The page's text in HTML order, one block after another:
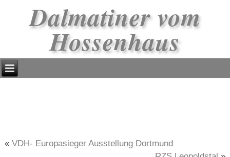
Dalmatiner vom
Hossenhaus
«VDH- Europasieger Ausstellung Dortmund